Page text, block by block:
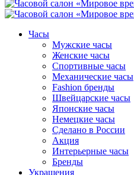
Часы
Мужские часы
Женские часы
Спортивные часы
Механические часы
Fashion бренды
Швейцарские часы
Японские часы
Немецкие часы
Сделано в России
Акция
Интерьерные часы
Бренды
Украшения